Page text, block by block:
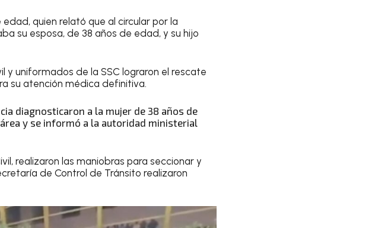
quien relató que al circular por la
su esposa, de 38 años de edad, y su hijo
y uniformados de la SSC lograron el rescate
su atención médica definitiva.
diagnosticaron a la mujer de 38 años de
y se informó a la autoridad ministerial
realizaron las maniobras para seccionar y
de Control de Tránsito realizaron